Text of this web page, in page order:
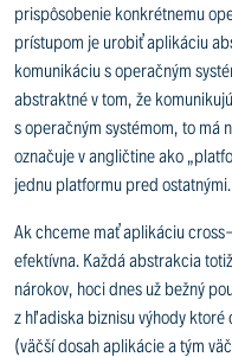
prispôsobenie konkrétnemu
prístupom je urobiť aplikáciu
komunikáciu s operačným
abstraktné v tom, že
s operačným systémom, to má
označuje v angličtine ako
jednu platformu pred ostatnými.
Ak chceme mať aplikáciu
efektívna. Každá abstrakcia
nárokov, hoci dnes už bežný
z hľadiska biznisu výhody
(väčší dosah aplikácie a tým